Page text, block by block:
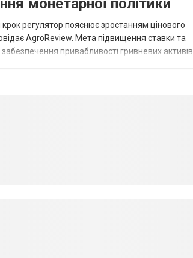
монетарної політики
регулятор пояснює зростанням цінового
AgroReview. Мета підвищення ставки та
привабливості гривневих активів